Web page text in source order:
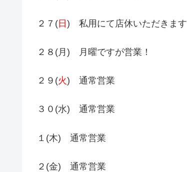
２７(日) 私用にて店休いただきます
２８(月) 月曜ですが営業！
２９(火) 通常営業
３０(水) 通常営業
１(木) 通常営業
２(金) 通常営業